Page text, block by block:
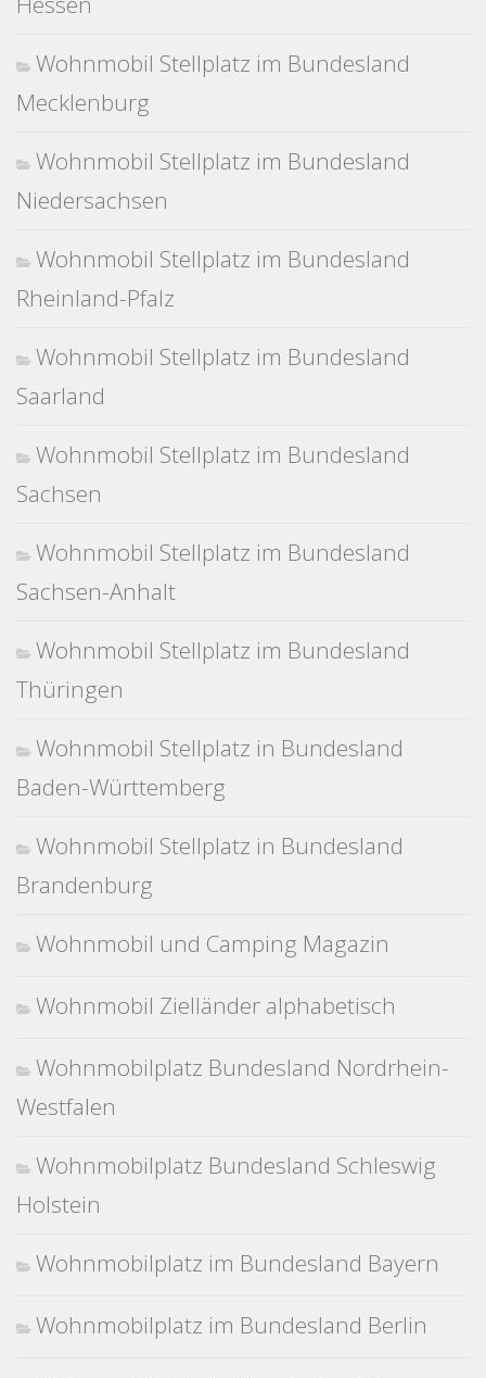
Wohnmobil Stellplatz im Bundesland
Mecklenburg
Wohnmobil Stellplatz im Bundesland
Niedersachsen
Wohnmobil Stellplatz im Bundesland
Rheinland-Pfalz
Wohnmobil Stellplatz im Bundesland
Saarland
Wohnmobil Stellplatz im Bundesland
Sachsen
Wohnmobil Stellplatz im Bundesland
Sachsen-Anhalt
Wohnmobil Stellplatz im Bundesland
Thüringen
Wohnmobil Stellplatz in Bundesland
Baden-Württemberg
Wohnmobil Stellplatz in Bundesland
Brandenburg
Wohnmobil und Camping Magazin
Wohnmobil Zielländer alphabetisch
Wohnmobilplatz Bundesland Nordrhein-
Westfalen
Wohnmobilplatz Bundesland Schleswig
Holstein
Wohnmobilplatz im Bundesland Bayern
Wohnmobilplatz im Bundesland Berlin